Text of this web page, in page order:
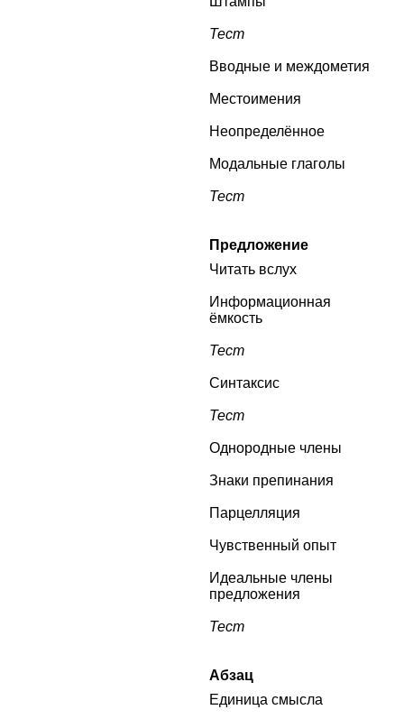
Тест
Вводные и междометия
Местоимения
Неопределённое
Модальные глаголы
Тест
Предложение
Читать вслух
Информационная
ёмкость
Тест
Синтаксис
Тест
Однородные члены
Знаки препинания
Парцелляция
Чувственный опыт
Идеальные члены
предложения
Тест
Абзац
Единица смысла